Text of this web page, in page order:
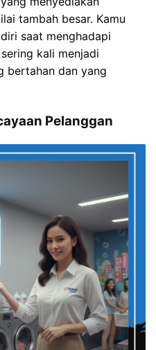
tambah besar. Kamu
saat menghadapi
kali menjadi
bertahan dan yang
Pelanggan